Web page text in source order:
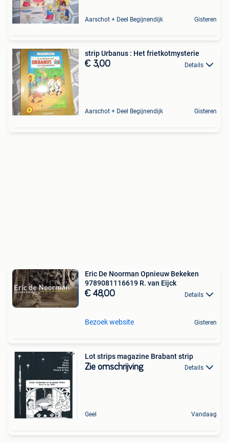
Aarschot + Deel Begijnendijk Gisteren
strip Urbanus : Het frietkotmysterie
€ 3,00 Details
Aarschot + Deel Begijnendijk Gisteren
Eric De Noorman Opnieuw Bekeken
9789081116619 R. van Eijck
€ 48,00 Details
Bezoek website Gisteren
Lot strips magazine Brabant strip
Zie omschrijving Details
Geel Vandaag